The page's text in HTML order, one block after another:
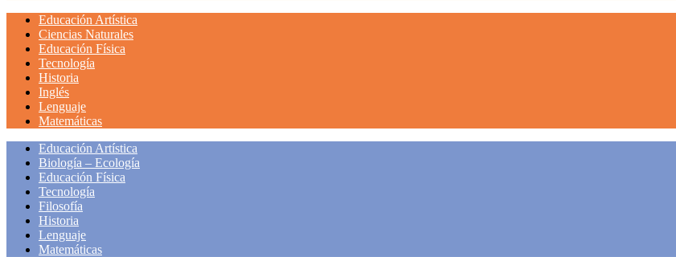
Educación Artística
Ciencias Naturales
Educación Física
Tecnología
Historia
Inglés
Lenguaje
Matemáticas
Educación Artística
Biología – Ecología
Educación Física
Tecnología
Filosofía
Historia
Lenguaje
Matemáticas